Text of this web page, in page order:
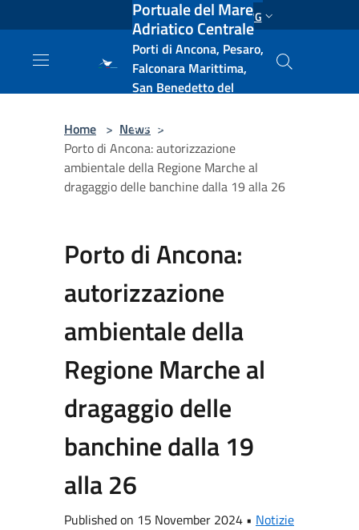
Salta al contenuto principale ENG
Portuale del Mare
Adriatico Centrale
Porti di Ancona, Pesaro,
Falconara Marittima,
San Benedetto del
e Vasto
Home > News >
Porto di Ancona: autorizzazione
ambientale della Regione Marche al
dragaggio delle banchine dalla 19 alla 26
Porto di Ancona:
autorizzazione
ambientale della
Regione Marche al
dragaggio delle
banchine dalla 19
alla 26
Published on 15 November 2024 • Notizie